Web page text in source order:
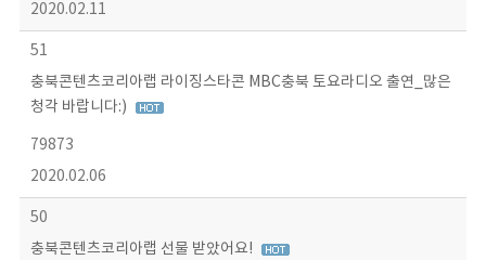
2020.02.11
51
충북콘텐츠코리아랩 라이징스타콘 MBC충북 토요라디오 출연_많은
청각 바랍니다:)
79873
2020.02.06
50
충북콘텐츠코리아랩 선물 받았어요!